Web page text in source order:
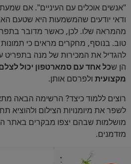
"אנשים אוכלים עם העיניים". אם
ודאי יודעים שהמשמעות היא שטעם
מהמראה שלו. לכן, כאשר מדובר
טוב. בנוסף, מחקרים מראים כי תמונות
הן שכל אחד עם סמארטפון יכול
מקצועית ולפרסם אותן.
רוצים ללמוד כיצד? הרשימה הבאה
לשפר את מיומנויות הצילום ולהוציא
מושלמות שבהם יצפו מבקרים באתר
מזדמנים.